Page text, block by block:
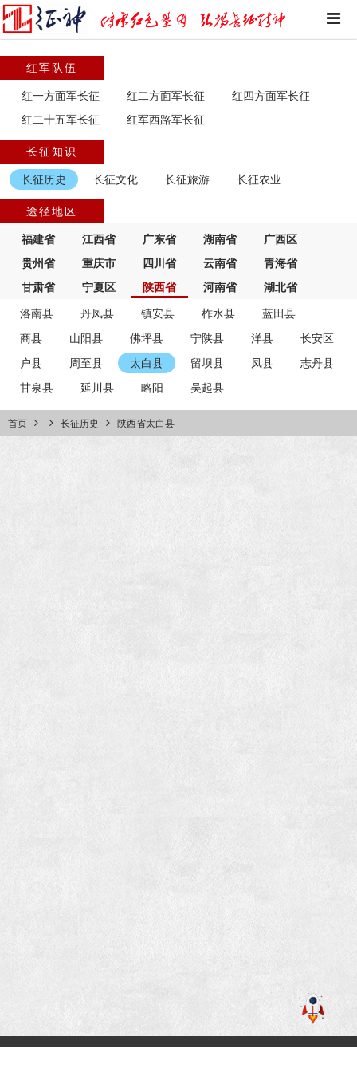
红军队伍
红一方面军长征 红二方面军长征
红四方面军长征
红二十五军长征
红军西路军长征
长征知识
长征历史 长征文化 长征旅游 长征农业
途径地区
福建省 江西省 广东省 湖南省
广西区
贵州省
重庆市 四川省 云南省
青海省
甘肃省
宁夏区 陕西省 河南省 湖北省
洛南县 丹凤县 镇安县 柞水县
蓝田县
商县
山阳县 佛坪县 宁陕县 洋县
长安区
户县
周至县 太白县 留坝县 凤县
志丹县
甘泉县
延川县 略阳 吴起县
首页 长征历史 陕西省太白县